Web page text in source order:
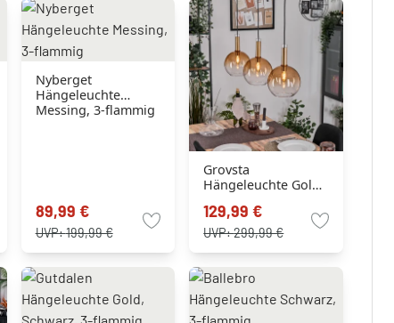
Nyberget
Hängeleuchte
Messing, 3-flammig
89,99 €
UVP:199,99 €
Grovsta
Hängeleuchte Gold,
129,99 €
UVP:299,99 €